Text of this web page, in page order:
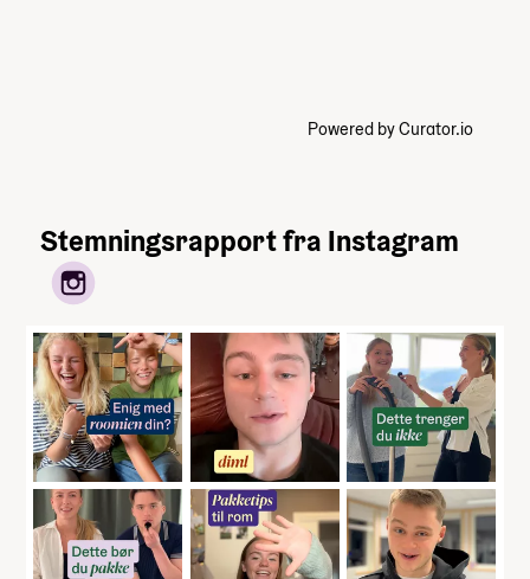
Powered by Curator.io
Stemningsrapport fra Instagram